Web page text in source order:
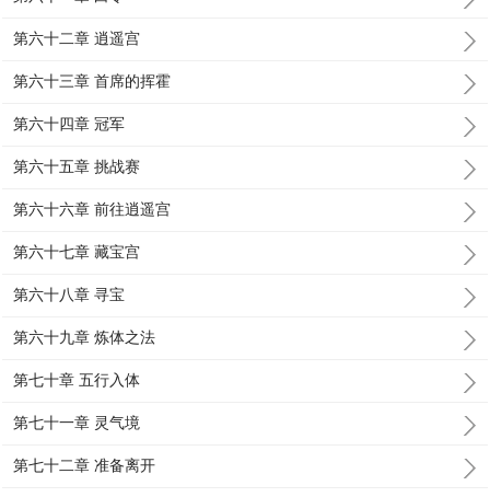
第六十二章 逍遥宫
第六十三章 首席的挥霍
第六十四章 冠军
第六十五章 挑战赛
第六十六章 前往逍遥宫
第六十七章 藏宝宫
第六十八章 寻宝
第六十九章 炼体之法
第七十章 五行入体
第七十一章 灵气境
第七十二章 准备离开